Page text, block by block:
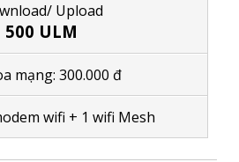
Upload
500 ULM
mạng: 300.000 đ
wifi + 1 wifi Mesh